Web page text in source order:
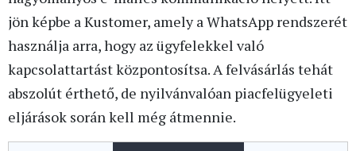
jön képbe a Kustomer, amely a WhatsApp rendszerét
használja arra, hogy az ügyfelekkel való
kapcsolattartást központosítsa. A felvásárlás tehát
abszolút érthető, de nyilvánvalóan piacfelügyeleti
eljárások során kell még átmennie.